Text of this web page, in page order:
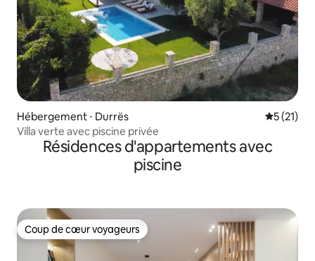
Hébergement ⋅ Durrës
5 (21)
Villa verte avec piscine privée
Résidences d'appartements avec
piscine
Coup de cœur voyageurs
Coup de cœur voyageurs